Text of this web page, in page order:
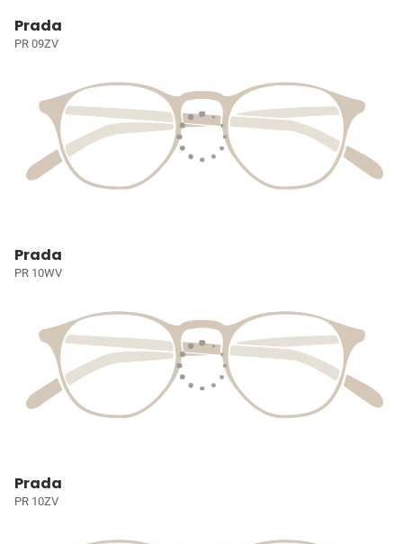
Prada
PR 09ZV
Prada
PR 10WV
Prada
PR 10ZV